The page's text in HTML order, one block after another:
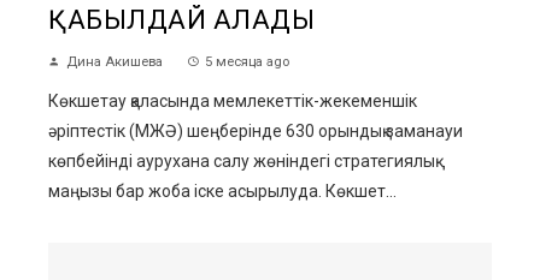
ҚАБЫЛДАЙ АЛАДЫ
Дина Акишева 5 месяца ago
Көкшетау қаласында мемлекеттік-жекеменшік
әріптестік (МЖӘ) шеңберінде 630 орындық заманауи
көпбейінді аурухана салу жөніндегі стратегиялық
маңызы бар жоба іске асырылуда. Көкшет...